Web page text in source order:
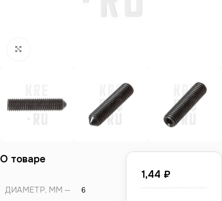
1,44 ₽
О товаре
ДИАМЕТР, ММ 6